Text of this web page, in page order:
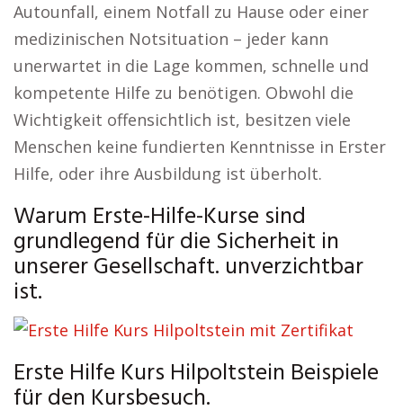
Autounfall, einem Notfall zu Hause oder einer
medizinischen Notsituation – jeder kann
unerwartet in die Lage kommen, schnelle und
kompetente Hilfe zu benötigen. Obwohl die
Wichtigkeit offensichtlich ist, besitzen viele
Menschen keine fundierten Kenntnisse in Erster
Hilfe, oder ihre Ausbildung ist überholt.
Warum Erste-Hilfe-Kurse sind
grundlegend für die Sicherheit in
unserer Gesellschaft. unverzichtbar
ist.
Erste Hilfe Kurs Hilpoltstein Beispiele
für den Kursbesuch.